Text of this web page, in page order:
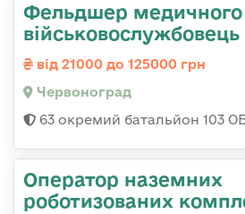
Фельдшер медичного
військовослужбовець
від 21000 до 125000 грн
Червоноград
63 окремий батальйон 103
Оператор наземних
роботизованих